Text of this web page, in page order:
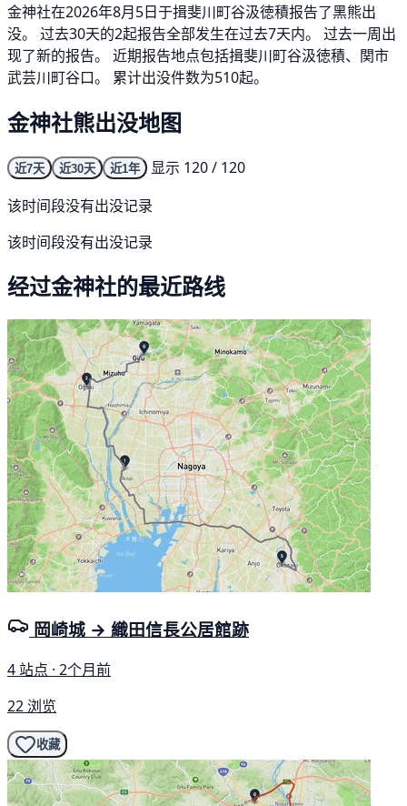
金神社在2026年8月5日于揖斐川町谷汲徳積报告了黑熊出
没。 过去30天的2起报告全部发生在过去7天内。 过去一周出
现了新的报告。 近期报告地点包括揖斐川町谷汲徳積、関市
武芸川町谷口。 累计出没件数为510起。
金神社熊出没地图
近7天 近30天 近1年
显示 120 / 120
该时间段没有出没记录
该时间段没有出没记录
经过金神社的最近路线
岡崎城 → 織田信長公居館跡
4 站点 · 2个月前
22 浏览
收藏